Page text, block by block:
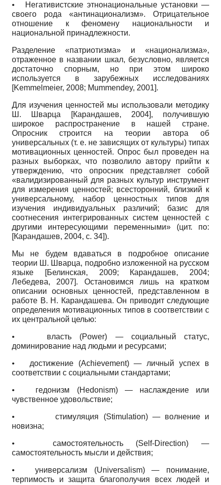
•
Негативистские этнонациональные установки —
своего рода «антинационализм». Отрицательное
отношение к феномену национальности и
национальной принадлежности.
Разделение «патриотизма» и «национализма»,
отраженное в названии шкал, безусловно, является
достаточно спорным, но при этом широко
используется в зарубежных исследованиях
[Kemmelmeier, 2008; Mummendey, 2001].
Для изучения ценностей мы использовали методику
Ш. Шварца
[Карандашев, 2004], получившую
широкое распространение в нашей стране.
Опросник строится на теории автора об
универсальных (т. е. не зависящих от культуры) типах
мотивационных ценностей. Опрос был проведен на
разных выборках, что позволило автору прийти к
утверждению, что опросник представляет собой
«валидизированный для разных культур инструмент
для измерения ценностей; всесторонний, близкий к
универсальному, набор ценностных типов для
изучения индивидуальных различий; базис для
соотнесения интегрированных систем ценностей с
другими интересующими переменными» (цит. по:
[Карандашев, 2004, с. 34]).
Мы не будем вдаваться в подробное описание
теории Ш. Шварца, подробно изложенной на русском
языке
[Белинская, 2009; Карандашев, 2004;
Лебедева, 2007]. Остановимся лишь на кратком
описании основных ценностей, представленном в
работе В. Н. Карандашева. Он приводит следующие
определения мотивационных типов в соответствии с
их центральной целью:
• власть (Power) — социальный статус,
доминирование над людьми и ресурсами;
• достижение (Achievement)— личный успех в
соответствии с социальными стандартами;
• гедонизм (Hedonism) — наслаждение или
чувственное удовольствие;
•стимуляция (Stimulation) — волнение и
новизна;
• самостоятельность (Self-Direction)—
самостоятельность мысли и действия;
• универсализм (Universalism)— понимание,
терпимость и защита благополучия всех людей и